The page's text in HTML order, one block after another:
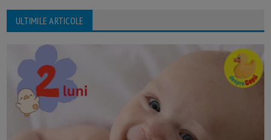
ULTIMILE ARTICOLE